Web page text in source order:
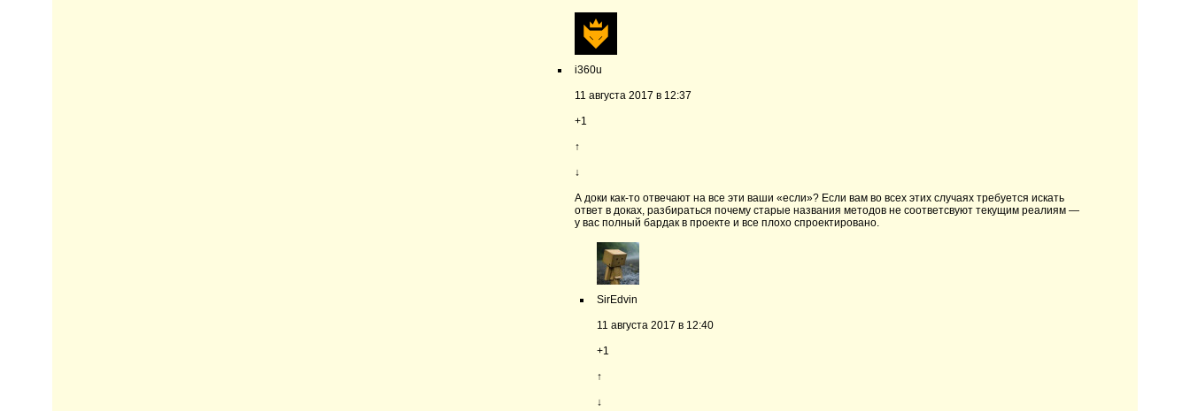
i360u
11 августа 2017 в 12:37
+1
↑
↓
А доки как-то отвечают на все эти ваши «если»? Если вам во всех этих случаях требуется искать
ответ в доках, разбираться почему старые названия методов не соответсвуют текущим реалиям —
у вас полный бардак в проекте и все плохо спроектировано.
SirEdvin
11 августа 2017 в 12:40
+1
↑
↓